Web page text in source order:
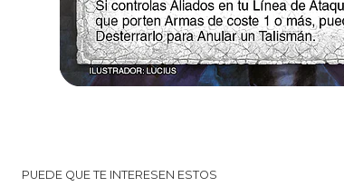
PUEDE QUE TE INTERESEN ESTOS